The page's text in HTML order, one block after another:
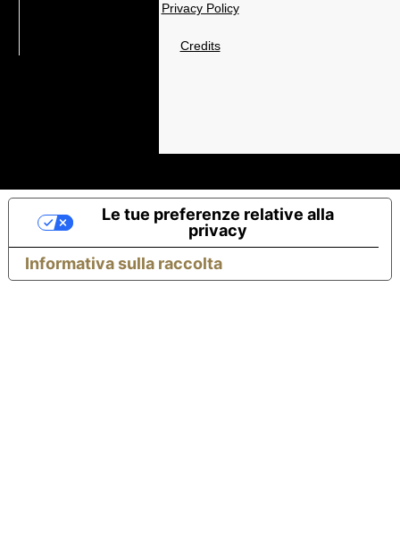
Privacy Policy
Credits
Informativa sulla raccolta
Le tue preferenze relative alla
privacy